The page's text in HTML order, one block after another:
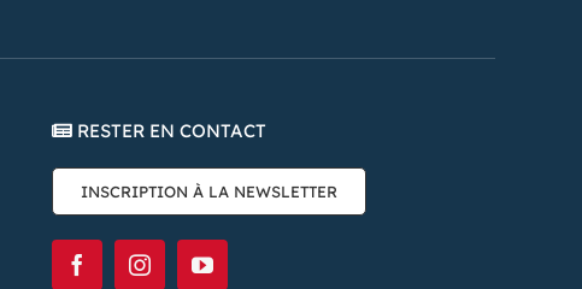
RESTER EN CONTACT
INSCRIPTION À LA NEWSLETTER